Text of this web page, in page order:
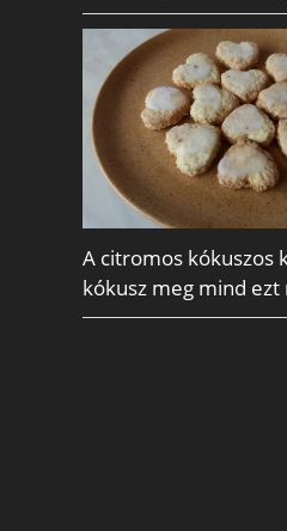
A citromos kókuszos
kókusz meg mind